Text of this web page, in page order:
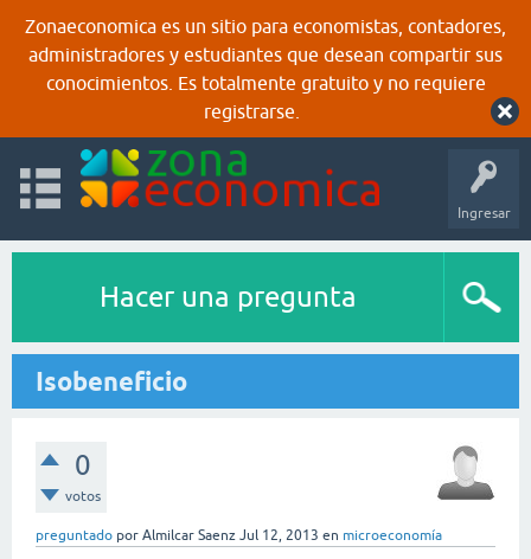
Zonaeconomica es un sitio para economistas, contadores,
administradores y estudiantes que desean compartir sus
conocimientos. Es totalmente gratuito y no requiere
registrarse.
Ingresar
Hacer una pregunta
Isobeneficio
0
votos
preguntado por Almilcar Saenz Jul 12, 2013 en microeconomía